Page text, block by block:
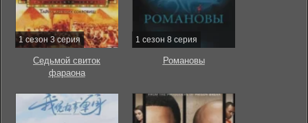
1 сезон 3 серия
Седьмой свиток
фараона
1 сезон 8 серия
Романовы